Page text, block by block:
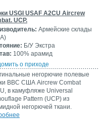
USGI USAF A2CU Aircrew
UCP.
Армейские склады
Б/У Экстра
100% арамид
о приходе
негорючие полевые
ВВС США Aircrew Combat
в камуфляже Universal
Pattern (UCP) из
негорючей ткани.